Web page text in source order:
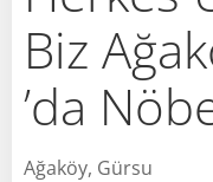
Biz
’da
Ağaköy, Gürsu